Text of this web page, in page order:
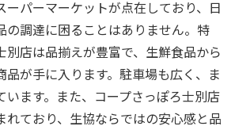
ーパーマーケットが点在しており、日
の調達に困ることはありません。特
別店は品揃えが豊富で、生鮮食品から
品が手に入ります。駐車場も広く、ま
います。また、コープさっぽろ士別店
れており、生協ならではの安心感と品